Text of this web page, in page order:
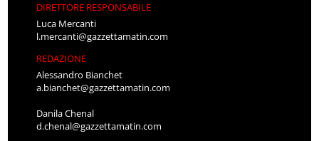
DIRETTORE RESPONSABILE
Luca Mercanti
l.mercanti@gazzettamatin.com
REDAZIONE
Alessandro Bianchet
a.bianchet@gazzettamatin.com
Danila Chenal
d.chenal@gazzettamatin.com